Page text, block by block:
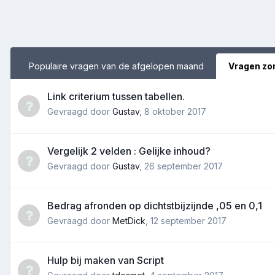
Populaire vragen van de afgelopen maand Vragen
Link criterium tussen tabellen.
Gevraagd door Gustav, 8 oktober 2017
Vergelijk 2 velden : Gelijke inhoud?
Gevraagd door Gustav, 26 september 2017
Bedrag afronden op dichtstbijzijnde ,05 en 0,1
Gevraagd door MetDick 12 september 2017
Hulp bij maken van Script